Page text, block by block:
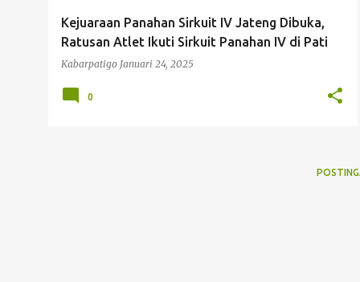
Kejuaraan Panahan Sirkuit IV Jateng Dibuka,
Ratusan Atlet Ikuti Sirkuit Panahan IV di Pati
Kabarpatigo Januari 24, 2025
0